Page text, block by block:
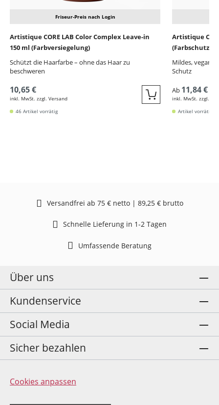
Friseur-Preis nach Login
Artistique CORE LAB Color Complex Leave-in
150 ml (Farbversiegelung)
Schützt die Haarfarbe – ohne das Haar zu
beschweren
10,65 €
inkl. MwSt. zzgl. Versand Quickbuy
46 Artikel vorrätig
Artistique
Mildes,
Schutz
Ab 11,84 €
inkl. MwSt. zzgl.
Artikel vorrätig
Versandfrei ab 75 € netto | 89,25 € brutto
Schnelle Lieferung in 1-2 Tagen
Umfassende Beratung
Über uns
Kundenservice
Social Media
Sicher bezahlen
Cookies anpassen